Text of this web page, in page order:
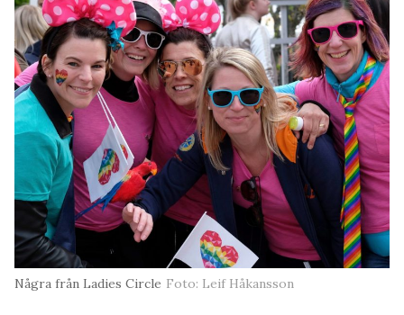
Några från Ladies Circle Foto: Leif Håkansson